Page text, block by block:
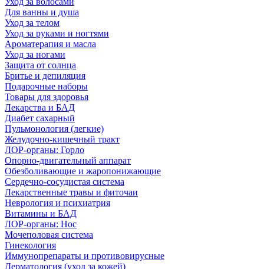
Для ванны и душа
Уход за телом
Уход за руками и ногтями
Ароматерапия и масла
Уход за ногами
Защита от солнца
Бритье и депиляция
Подарочные наборы
Товары для здоровья
Лекарства и БАД
Диабет сахарный
Пульмонология (легкие)
Желудочно-кишечный тракт
ЛОР-органы: Горло
Опорно-двигательный аппарат
Обезболивающие и жаропонижающие
Сердечно-сосудистая система
Лекарственные травы и фиточаи
Неврология и психиатрия
Витамины и БАД
ЛОР-органы: Нос
Мочеполовая система
Гинекология
Иммунопрепараты и противовирусные
Дерматология (уход за кожей)